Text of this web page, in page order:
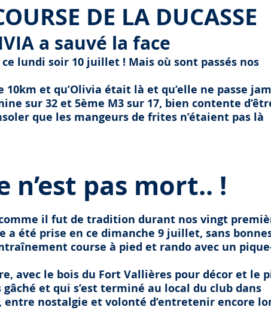
DE LA DUCASSE
a sauvé la face
lundi soir 10 juillet ! Mais où sont passés nos
10km et qu’Olivia était là et qu’elle ne passe
sur 32 et 5ème M3 sur 17, bien contente
que les mangeurs de frites n’étaient pas là
n’est pas mort.. !
il fut de tradition durant nos vingt
a été prise en ce dimanche 9 juillet, sans
course à pied et rando avec un
avec le bois du Fort Vallières pour décor et le
et qui s’est terminé au local du club dans
entre nostalgie et volonté d’entretenir encore